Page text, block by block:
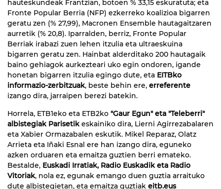
hauteskundeak Frantzian, botoen % 33,15 eskuratuta; eta
Fronte Popular Berria (NFP) ezkerreko koalizioa bigarren
geratu zen (% 27,99), Macronen Ensemble hautagaitzaren
aurretik (% 20,8). Iparralden, berriz, Fronte Popular
Berriak irabazi zuen lehen itzulia eta ultraeskuina
bigarren geratu zen. Hainbat alderditako 200 hautagaik
baino gehiagok aurkezteari uko egin ondoren, igande
honetan bigarren itzulia egingo dute, eta EITBko
informazio-zerbitzuak, beste behin ere, erreferente
izango dira, jarraipen berezi batekin.
Horrela, ETB1eko eta ETB2ko "Gaur Egun" eta "Teleberri"
albistegiak Parisetikeskainiko dira, Lierni Agirrezabalaren
eta Xabier Ormazabalen eskutik. Mikel Reparaz, Olatz
Arrieta eta Iñaki Esnal ere han izango dira, eguneko
azken orduaren eta emaitza guztien berri emateko.
Bestalde, Euskadi Irratiak, Radio Euskadik eta Radio
Vitoriak, nola ez, egunak emango duen guztia arraituko
dute albistegietan, eta emaitza guztiak eitb.eus